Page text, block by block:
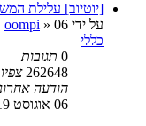
[יוטיוב] עלילת
על ידי
oompi » 06 אוגוסט 2019, 07:22
כללי
0 תגובות
262648
הודעה
06 אוגוסט 2019, 07:22